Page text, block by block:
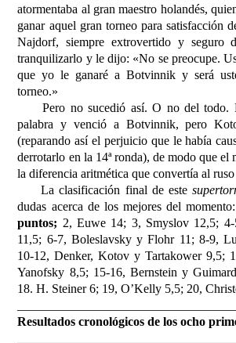
atormentaba al gran maestro holandés,
ganar aquel gran torneo para satisfacción
Najdorf, siempre extrovertido y seguro
tranquilizarlo y le dijo: «No se preocupe.
que yo le ganaré a Botvinnik y será
torneo.»
Pero no sucedió así. O no del todo.
palabra y venció a Botvinnik, pero
(reparando así el perjuicio que le había
derrotarlo en la 14ª ronda), de modo que el
la diferencia aritmética que convertía al ruso
La clasificación final de este
dudas acerca de los mejores del momento:
puntos; 2, Euwe 14; 3, Smyslov 12,5;
11,5; 6-7, Boleslavsky y Flohr 11; 8-9,
10-12, Denker, Kotov y Tartakower 9,5;
Yanofsky 8,5; 15-16, Bernstein y
18. H. Steiner 6; 19, O’Kelly 5,5; 20,
Resultados cronológicos de los ocho